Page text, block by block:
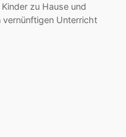
zu Hause und
vernünftigen Unterricht